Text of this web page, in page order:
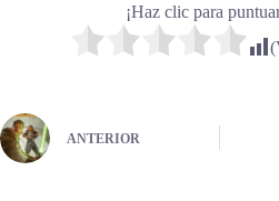
¡Haz clic para
ANTERIOR